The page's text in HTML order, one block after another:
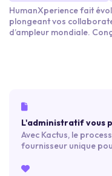
HumanXperience fait
plongeant vos
d’ampleur mondiale.
cybersécurité), cette
équipes en agents de la
L'administratif vous
Avec Kactus, le
fournisseur unique